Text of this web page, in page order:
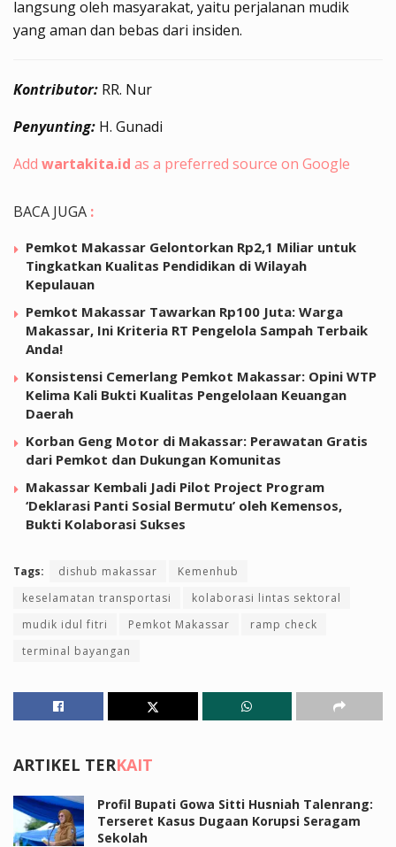
langsung oleh masyarakat, yaitu perjalanan mudik
yang aman dan bebas dari insiden.
Kontributor: RR. Nur
Penyunting: H. Gunadi
Add wartakita.id as a preferred source on Google
BACA JUGA :
Pemkot Makassar Gelontorkan Rp2,1 Miliar untuk
Tingkatkan Kualitas Pendidikan di Wilayah
Kepulauan
Pemkot Makassar Tawarkan Rp100 Juta: Warga
Makassar, Ini Kriteria RT Pengelola Sampah Terbaik
Anda!
Konsistensi Cemerlang Pemkot Makassar: Opini WTP
Kelima Kali Bukti Kualitas Pengelolaan Keuangan
Daerah
Korban Geng Motor di Makassar: Perawatan Gratis
dari Pemkot dan Dukungan Komunitas
Makassar Kembali Jadi Pilot Project Program
‘Deklarasi Panti Sosial Bermutu’ oleh Kemensos,
Bukti Kolaborasi Sukses
Tags: dishub makassar
Kemenhub
keselamatan transportasi
kolaborasi lintas sektoral
mudik idul fitri
Pemkot Makassar
ramp check
terminal bayangan
ARTIKEL TERKAIT
Profil Bupati Gowa Sitti Husniah Talenrang:
Terseret Kasus Dugaan Korupsi Seragam
Sekolah